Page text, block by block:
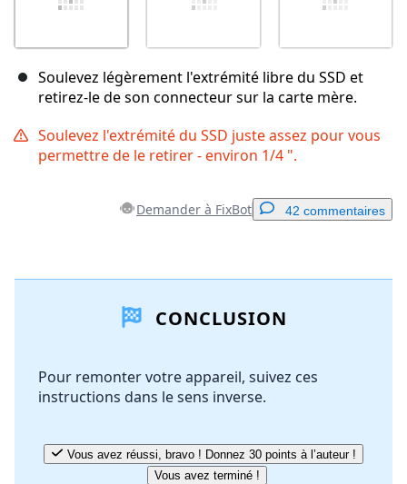
Soulevez légèrement l'extrémité libre du SSD et
retirez-le de son connecteur sur la carte mère.
Soulevez l'extrémité du SSD juste assez pour vous
permettre de le retirer - environ 1/4 ".
Demander à FixBot 42 commentaires
Ajouter un commentaire
Annuler Publier un commentaire
CONCLUSION
Pour remonter votre appareil, suivez ces
instructions dans le sens inverse.
Vous avez réussi, bravo ! Donnez 30 points à l’auteur !
Vous avez terminé !